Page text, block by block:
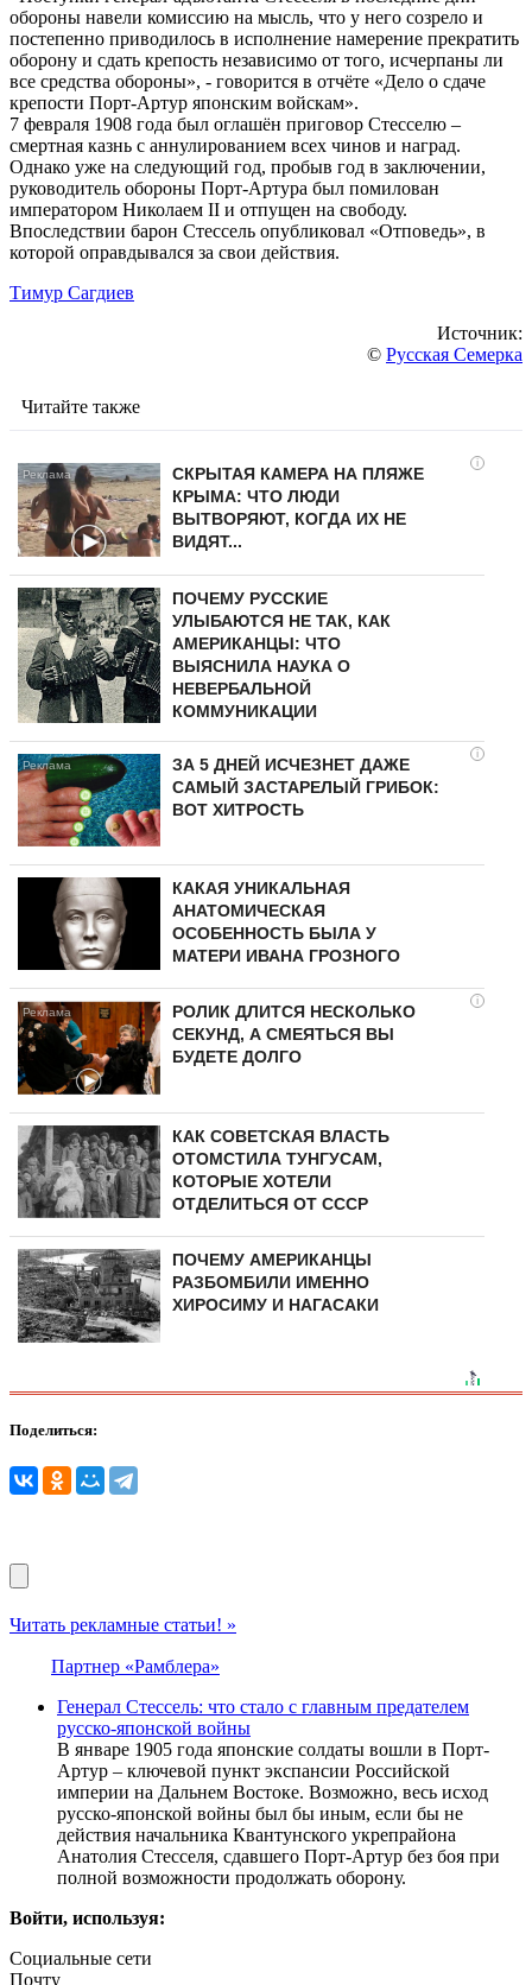
обороны навели комиссию на мысль, что у него созрело и
постепенно приводилось в исполнение намерение прекратить
оборону и сдать крепость независимо от того, исчерпаны ли
все средства обороны», - говорится в отчёте «Дело о сдаче
крепости Порт-Артур японским войскам».
7 февраля 1908 года был оглашён приговор Стесселю –
смертная казнь с аннулированием всех чинов и наград.
Однако уже на следующий год, пробыв год в заключении,
руководитель обороны Порт-Артура был помилован
императором Николаем II и отпущен на свободу.
Впоследствии барон Стессель опубликовал «Отповедь», в
которой оправдывался за свои действия.
Тимур Сагдиев
Источник:
© Русская Семерка
Читайте также
i
СКРЫТАЯ КАМЕРА НА ПЛЯЖЕ
КРЫМА: ЧТО ЛЮДИ
ВЫТВОРЯЮТ, КОГДА ИХ НЕ
ВИДЯТ...
ПОЧЕМУ РУССКИЕ
УЛЫБАЮТСЯ НЕ ТАК, КАК
АМЕРИКАНЦЫ: ЧТО
ВЫЯСНИЛА НАУКА О
НЕВЕРБАЛЬНОЙ
КОММУНИКАЦИИ
i
ЗА 5 ДНЕЙ ИСЧЕЗНЕТ ДАЖЕ
САМЫЙ ЗАСТАРЕЛЫЙ ГРИБОК:
ВОТ ХИТРОСТЬ
КАКАЯ УНИКАЛЬНАЯ
АНАТОМИЧЕСКАЯ
ОСОБЕННОСТЬ БЫЛА У
МАТЕРИ ИВАНА ГРОЗНОГО
i
РОЛИК ДЛИТСЯ НЕСКОЛЬКО
СЕКУНД, А СМЕЯТЬСЯ ВЫ
БУДЕТЕ ДОЛГО
КАК СОВЕТСКАЯ ВЛАСТЬ
ОТОМСТИЛА ТУНГУCAМ,
КОТОРЫЕ ХОТЕЛИ
ОТДЕЛИТЬСЯ ОТ СССР
ПОЧЕМУ АМЕРИКАНЦЫ
РАЗБОМБИЛИ ИМЕННО
ХИРОСИМУ И НАГАСАКИ
Поделиться:
Читать рекламные статьи! »
Партнер «Рамблера»
Генерал Стессель: что стало с главным предателем
русско-японской войны
В январе 1905 года японские солдаты вошли в Порт-
Артур – ключевой пункт экспансии Российской
империи на Дальнем Востоке. Возможно, весь исход
русско-японской войны был бы иным, если бы не
действия начальника Квантунского укрепрайона
Анатолия Стесселя, сдавшего Порт-Артур без боя при
полной возможности продолжать оборону.
Войти, используя:
Социальные сети
Почту